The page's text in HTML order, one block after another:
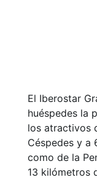
El Iberostar
huéspedes la
los atractivos
Céspedes y a
como de la
13 kilómetros